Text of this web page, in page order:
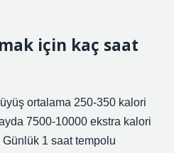
için kaç saat
ortalama 250-350 kalori
7500-10000 ekstra kalori
Günlük 1 saat tempolu